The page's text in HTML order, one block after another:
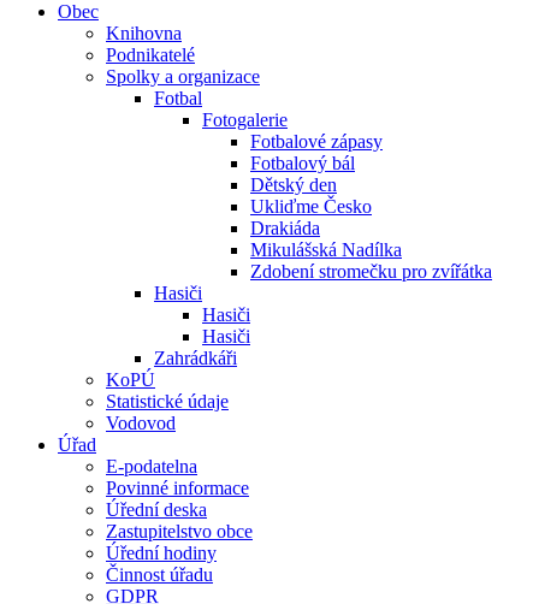
Obec
Knihovna
Podnikatelé
Spolky a organizace
Fotbal
Fotogalerie
Fotbalové zápasy
Fotbalový bál
Dětský den
Ukliďme Česko
Drakiáda
Mikulášská Nadílka
Zdobení stromečku pro zvířátka
Hasiči
Hasiči
Hasiči
Zahrádkáři
KoPÚ
Statistické údaje
Vodovod
Úřad
E-podatelna
Povinné informace
Úřední deska
Zastupitelstvo obce
Úřední hodiny
Činnost úřadu
GDPR